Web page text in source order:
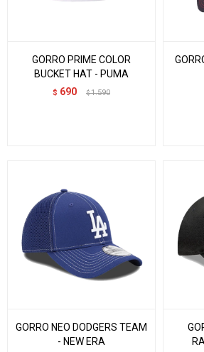
GORRO PRIME COLOR
BUCKET HAT - PUMA
$ 690 $ 1.590
GORRO NEO DODGERS TEAM
- NEW ERA